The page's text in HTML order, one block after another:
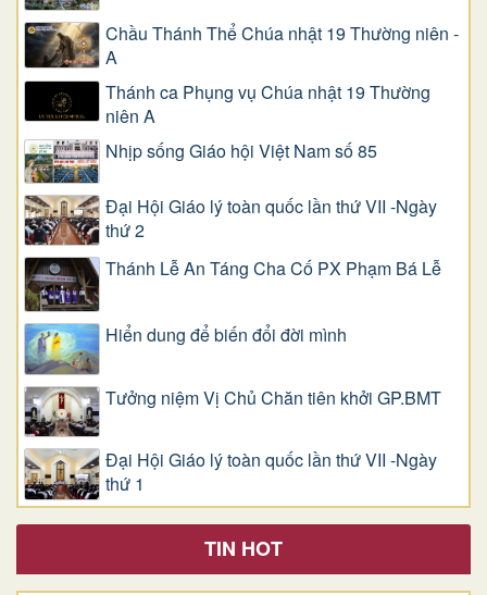
Chầu Thánh Thể Chúa nhật 19 Thường niên -
A
Thánh ca Phụng vụ Chúa nhật 19 Thường
niên A
Nhịp sống Giáo hội Việt Nam số 85
Đại Hội Giáo lý toàn quốc lần thứ VII -Ngày
thứ 2
Thánh Lễ An Táng Cha Cố PX Phạm Bá Lễ
Hiển dung để biến đổi đời mình
Tưởng niệm Vị Chủ Chăn tiên khởi GP.BMT
Đại Hội Giáo lý toàn quốc lần thứ VII -Ngày
thứ 1
TIN HOT